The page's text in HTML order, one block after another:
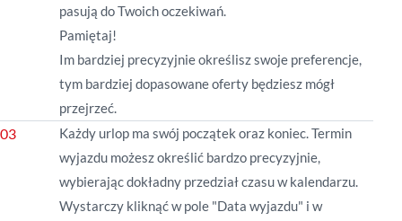
pasują do Twoich oczekiwań.
Pamiętaj!
Im bardziej precyzyjnie określisz swoje preferencje,
tym bardziej dopasowane oferty będziesz mógł
przejrzeć.
Każdy urlop ma swój początek oraz koniec. Termin
wyjazdu możesz określić bardzo precyzyjnie,
wybierając dokładny przedział czasu w kalendarzu.
Wystarczy kliknąć w pole "Data wyjazdu" i w